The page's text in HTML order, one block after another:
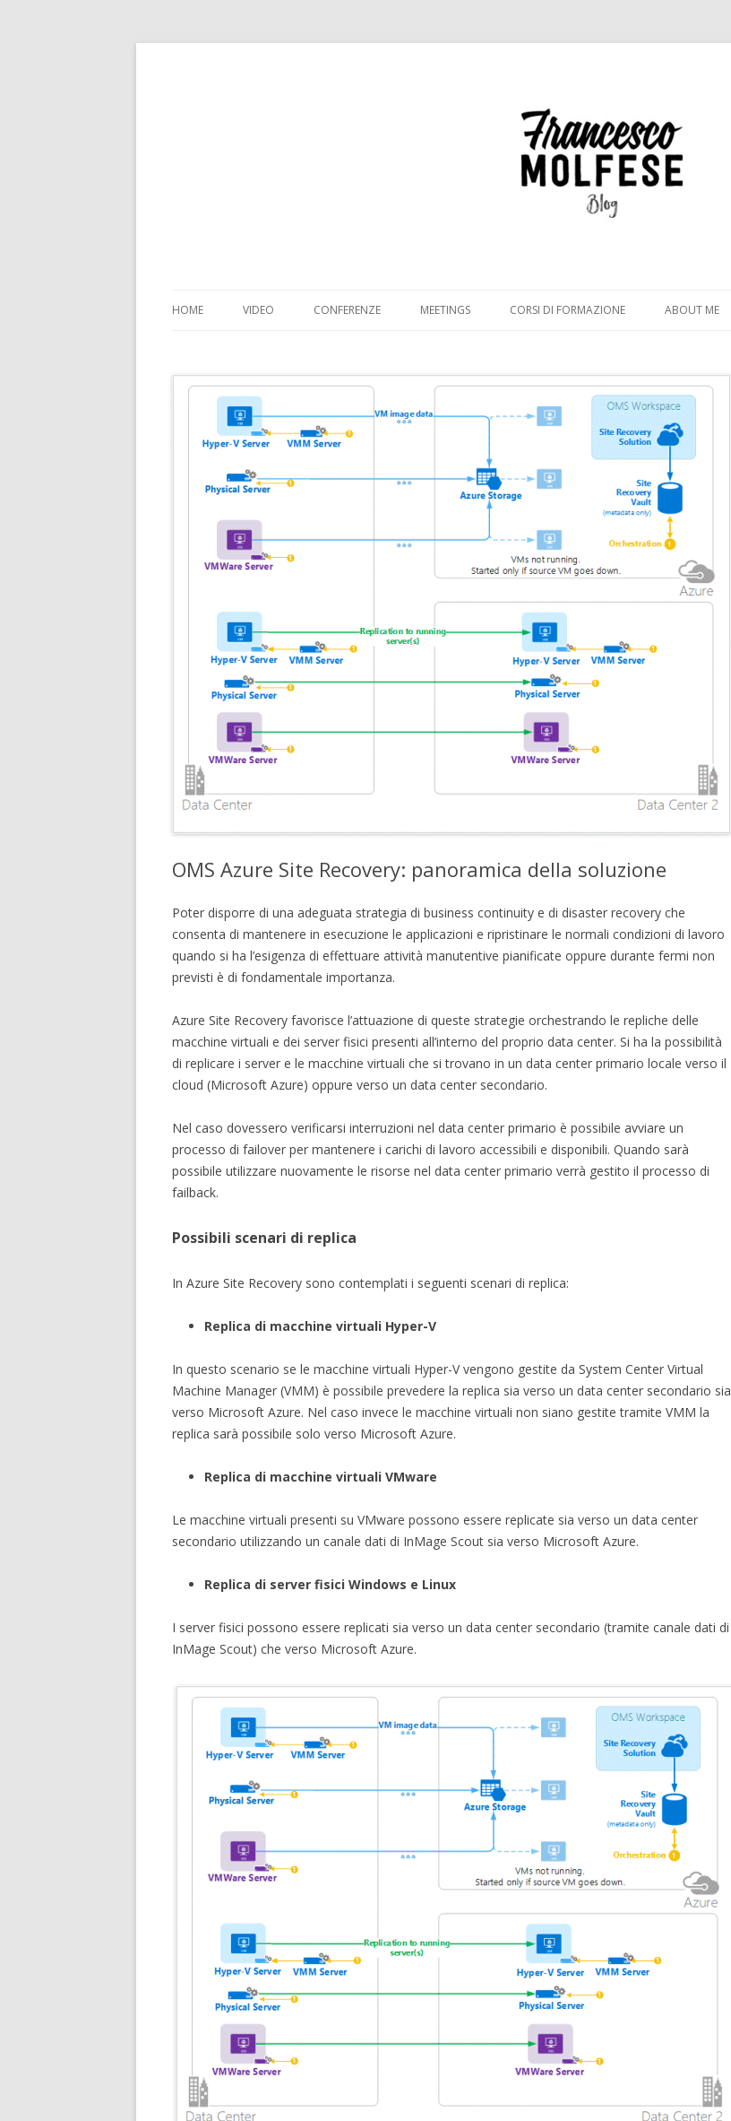
al
HOME VIDEO CONFERENZE MEETINGS CORSI DI FORMAZIONE ABOUT ME
OMS Azure Site Recovery: panoramica della soluzione
Poter disporre di una adeguata strategia di business continuity e di disaster recovery che
consenta di mantenere in esecuzione le applicazioni e ripristinare le normali condizioni di lavoro
quando si ha l’esigenza di effettuare attività manutentive pianificate oppure durante fermi non
previsti è di fondamentale importanza.
Azure Site Recovery favorisce l’attuazione di queste strategie orchestrando le repliche delle
macchine virtuali e dei server fisici presenti all’interno del proprio data center. Si ha la possibilità
di replicare i server e le macchine virtuali che si trovano in un data center primario locale verso il
cloud (Microsoft Azure) oppure verso un data center secondario.
Nel caso dovessero verificarsi interruzioni nel data center primario è possibile avviare un
processo di failover per mantenere i carichi di lavoro accessibili e disponibili. Quando sarà
possibile utilizzare nuovamente le risorse nel data center primario verrà gestito il processo di
failback.
Possibili scenari di replica
In Azure Site Recovery sono contemplati i seguenti scenari di replica:
Replica di macchine virtuali Hyper-V
In questo scenario se le macchine virtuali Hyper-V vengono gestite da System Center Virtual
Machine Manager (VMM) è possibile prevedere la replica sia verso un data center secondario sia
verso Microsoft Azure. Nel caso invece le macchine virtuali non siano gestite tramite VMM la
replica sarà possibile solo verso Microsoft Azure.
Replica di macchine virtuali VMware
Le macchine virtuali presenti su VMware possono essere replicate sia verso un data center
secondario utilizzando un canale dati di InMage Scout sia verso Microsoft Azure.
Replica di server fisici Windows e Linux
I server fisici possono essere replicati sia verso un data center secondario (tramite canale dati di
InMage Scout) che verso Microsoft Azure.